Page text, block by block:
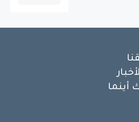
أينما